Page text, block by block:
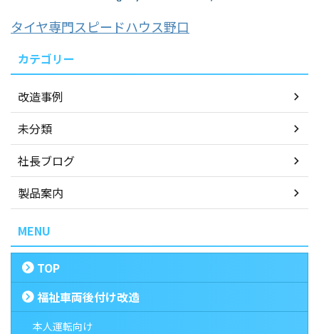
タイヤ専門スピードハウス野口
カテゴリー
改造事例
未分類
社長ブログ
製品案内
MENU
TOP
福祉車両後付け改造
本人運転向け